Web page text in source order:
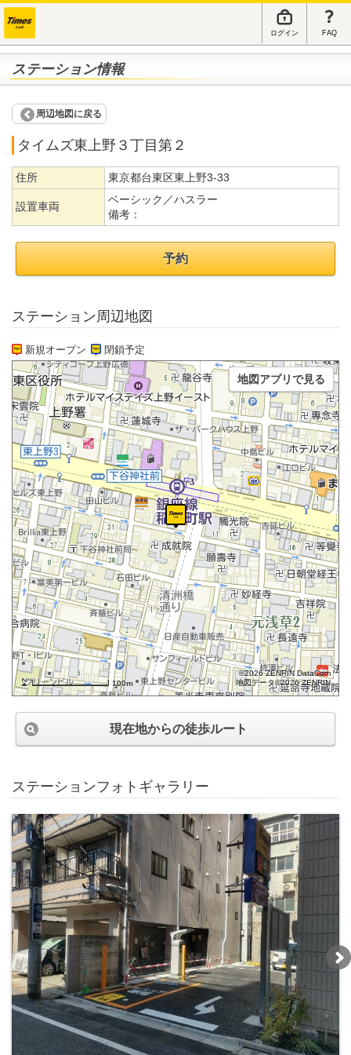
ログイン FAQ
ステーション情報
周辺地図に戻る
タイムズ東上野３丁目第２
住所 東京都台東区東上野3-33
設置車両
ベーシック／ハスラー
備考：
予約
ステーション周辺地図
新規オープン 閉鎖予定
100m
©2026 ZENRIN DataCom
地図データ©2026 ZENRIN
地図アプリで見る
現在地からの徒歩ルート
ステーションフォトギャラリー